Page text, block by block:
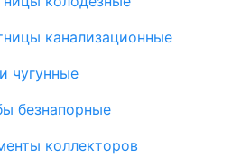
канализационные
чугунные
безнапорные
коллекторов